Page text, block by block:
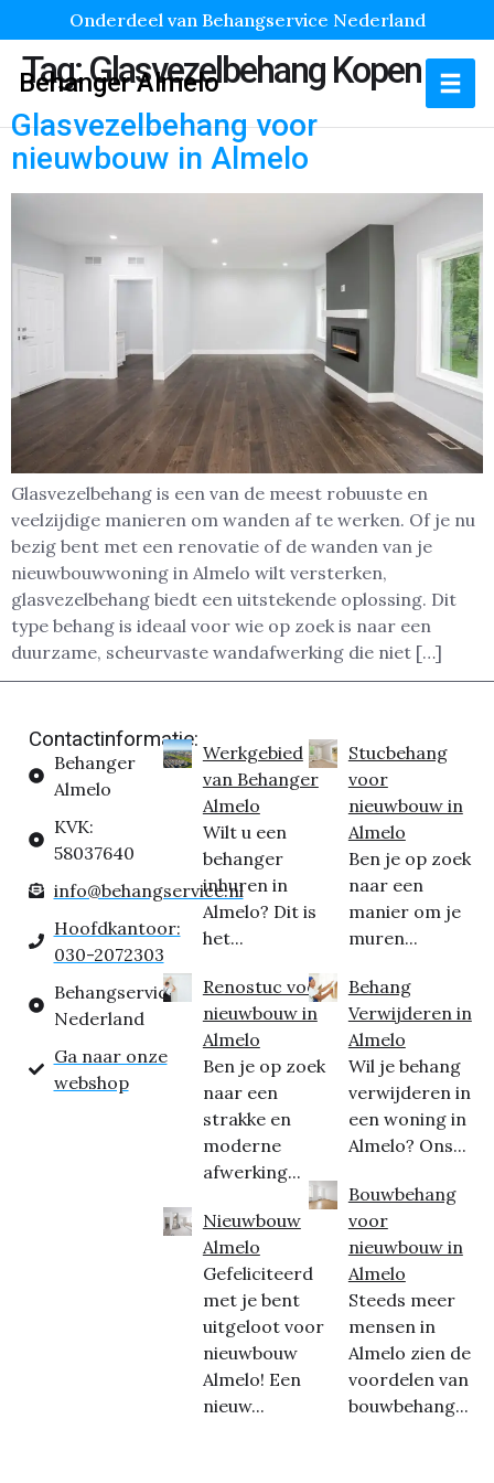
Onderdeel van Behangservice Nederland
Behanger Almelo
Tag:Glasvezelbehang Kopen
Glasvezelbehang voor
nieuwbouw in Almelo
Glasvezelbehang is een van de meest robuuste en
veelzijdige manieren om wanden af te werken. Of je nu
bezig bent met een renovatie of de wanden van je
nieuwbouwwoning in Almelo wilt versterken,
glasvezelbehang biedt een uitstekende oplossing. Dit
type behang is ideaal voor wie op zoek is naar een
duurzame, scheurvaste wandafwerking die niet […]
Contactinformatie:
Behanger
Almelo
KVK:
58037640
info@behangservice.nl
Hoofdkantoor:
030-2072303
Behangservice
Nederland
Ga naar onze
webshop
Werkgebied
van Behanger
Almelo
Wilt u een
behanger
inhuren in
Almelo? Dit is
het...
Renostuc voor
nieuwbouw in
Almelo
Ben je op zoek
naar een
strakke en
moderne
afwerking...
Nieuwbouw
Almelo
Gefeliciteerd
met je bent
uitgeloot voor
nieuwbouw
Almelo! Een
nieuw...
Stucbehang
voor
nieuwbouw in
Almelo
Ben je op zoek
naar een
manier om je
muren...
Behang
Verwijderen in
Almelo
Wil je behang
verwijderen in
een woning in
Almelo? Ons...
Bouwbehang
voor
nieuwbouw in
Almelo
Steeds meer
mensen in
Almelo zien de
voordelen van
bouwbehang...